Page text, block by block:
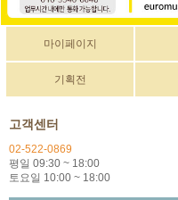
마이페이지
기획전
고객센터
02-522-0869
평일 09:30 ~ 18:00
토요일 10:00 ~ 18:00